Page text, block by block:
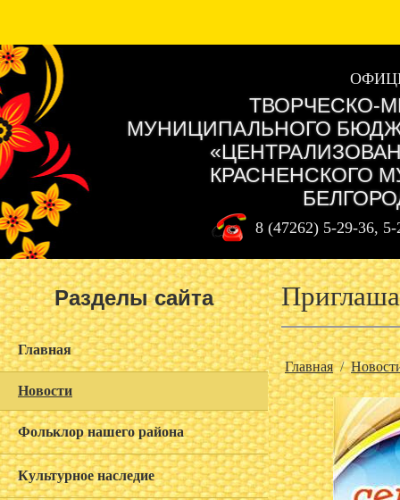
ТВОРЧЕСКО-
МУНИЦИПАЛЬНОГО
КРАСНЕНСКОГО
8 (47262) 5-29-36,
Разделы сайта
Главная
Новости
Фольклор нашего района
Культурное наследие
Главная /